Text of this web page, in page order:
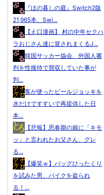
『ほの暮しの庭』Switch2版
21,965本、Swi...
【え口漫画】 村の中年セクハ
ラおじさん達に冒されまくるJ...
韓国サッカー協会、外国人審
判を性接待で買収していた事が
判...
客が使ったビールジョッキを
水だけですすいで再提供した日
本...
【悲報】思春期の娘に「キモ
ッ」と言われたお父さん、グレ
る...
【爆笑ｗ】バッグひったくり
を試みた男、バイクを盗られ
る！...